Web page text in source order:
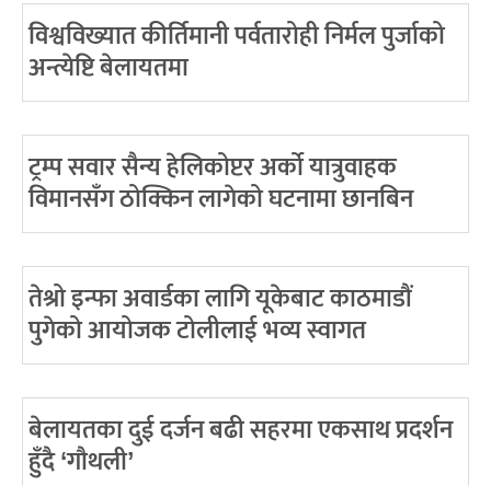
विश्वविख्यात कीर्तिमानी पर्वतारोही निर्मल पुर्जाको
अन्त्येष्टि बेलायतमा
ट्रम्प सवार सैन्य हेलिकोप्टर अर्को यात्रुवाहक
विमानसँग ठोक्किन लागेको घटनामा छानबिन
तेश्रो इन्फा अवार्डका लागि यूकेबाट काठमाडौं
पुगेको आयोजक टोलीलाई भव्य स्वागत
बेलायतका दुई दर्जन बढी सहरमा एकसाथ प्रदर्शन
हुँदै ‘गौथली’